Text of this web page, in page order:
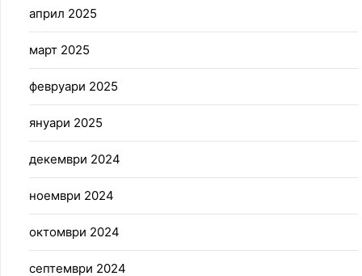
април 2025
март 2025
февруари 2025
януари 2025
декември 2024
ноември 2024
октомври 2024
септември 2024